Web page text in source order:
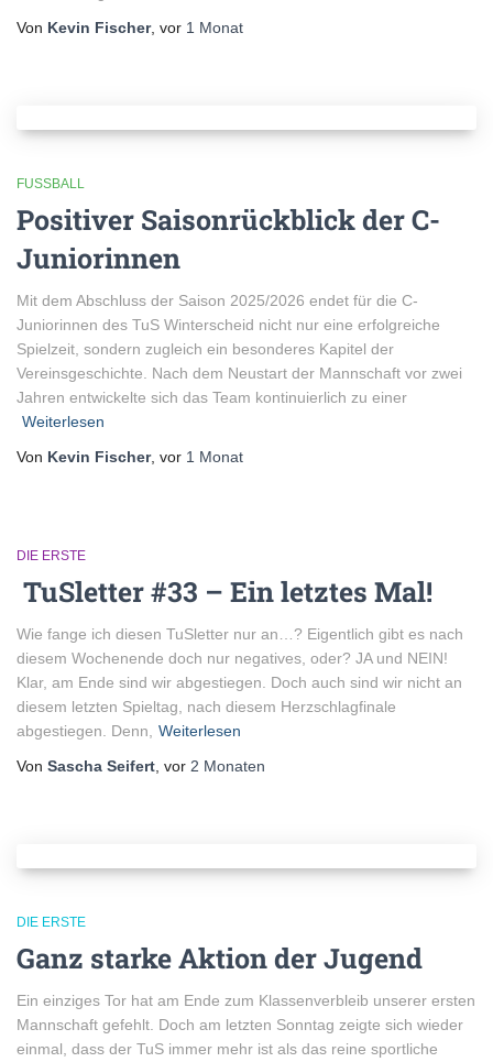
Von Kevin Fischer, vor 1 Monat
FUSSBALL
Positiver Saisonrückblick der C-
Juniorinnen
Mit dem Abschluss der Saison 2025/2026 endet für die C-
Juniorinnen des TuS Winterscheid nicht nur eine erfolgreiche
Spielzeit, sondern zugleich ein besonderes Kapitel der
Vereinsgeschichte. Nach dem Neustart der Mannschaft vor zwei
Jahren entwickelte sich das Team kontinuierlich zu einer
Weiterlesen
Von Kevin Fischer, vor 1 Monat
DIE ERSTE
TuSletter #33 – Ein letztes Mal!
Wie fange ich diesen TuSletter nur an…? Eigentlich gibt es nach
diesem Wochenende doch nur negatives, oder? JA und NEIN!
Klar, am Ende sind wir abgestiegen. Doch auch sind wir nicht an
diesem letzten Spieltag, nach diesem Herzschlagfinale
abgestiegen. Denn,
Weiterlesen
Von Sascha Seifert , vor 2 Monaten
DIE ERSTE
Ganz starke Aktion der Jugend
Ein einziges Tor hat am Ende zum Klassenverbleib unserer ersten
Mannschaft gefehlt. Doch am letzten Sonntag zeigte sich wieder
einmal, dass der TuS immer mehr ist als das reine sportliche